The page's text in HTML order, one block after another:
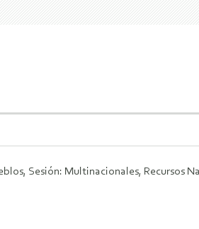
Sesión: Multinacionales, Recursos